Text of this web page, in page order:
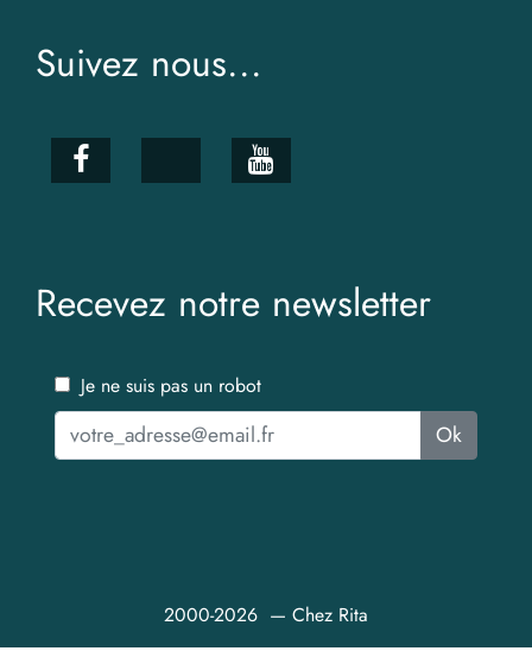
Suivez nous...
Recevez notre newsletter
Je ne suis pas un robot
Ok
2000-2026 — Chez Rita